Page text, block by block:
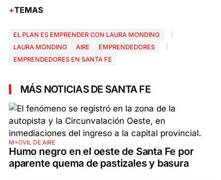
TEMAS
EL PLAN ES EMPRENDER CON LAURA MONDINO
LAURA MONDINO
AIRE
EMPRENDEDORES
EMPRENDEDORES EN SANTA FE
MÁS NOTICIAS DE SANTA FE
M+OVIL DE AIRE
Humo negro en el oeste de Santa Fe por
aparente quema de pastizales y basura